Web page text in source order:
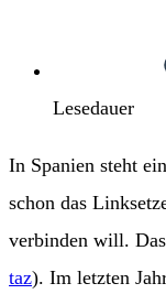
Lesedauer
In Spanien steht
schon das
verbinden will.
taz). Im letzten